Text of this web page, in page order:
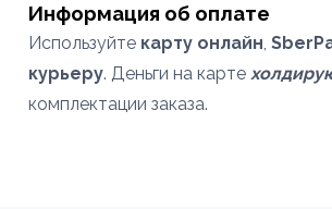
Информация об оплате
Используйте карту онлайн,
курьеру. Деньги на карте
комплектации заказа.